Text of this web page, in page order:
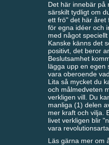
Det här innebär på
särskilt tydligt om
ett frö" det här året
för egna idéer och
med något
Kanske känns det
positivt, det beror
Beslutsamhet
lägga upp en egen
vara oberoende
Lita så mycket du
och målmedveten
verkligen vill. Du
manliga (1) delen
mer kraft och vilja.
livet verkligen blir
vara
Läs gärna mer om